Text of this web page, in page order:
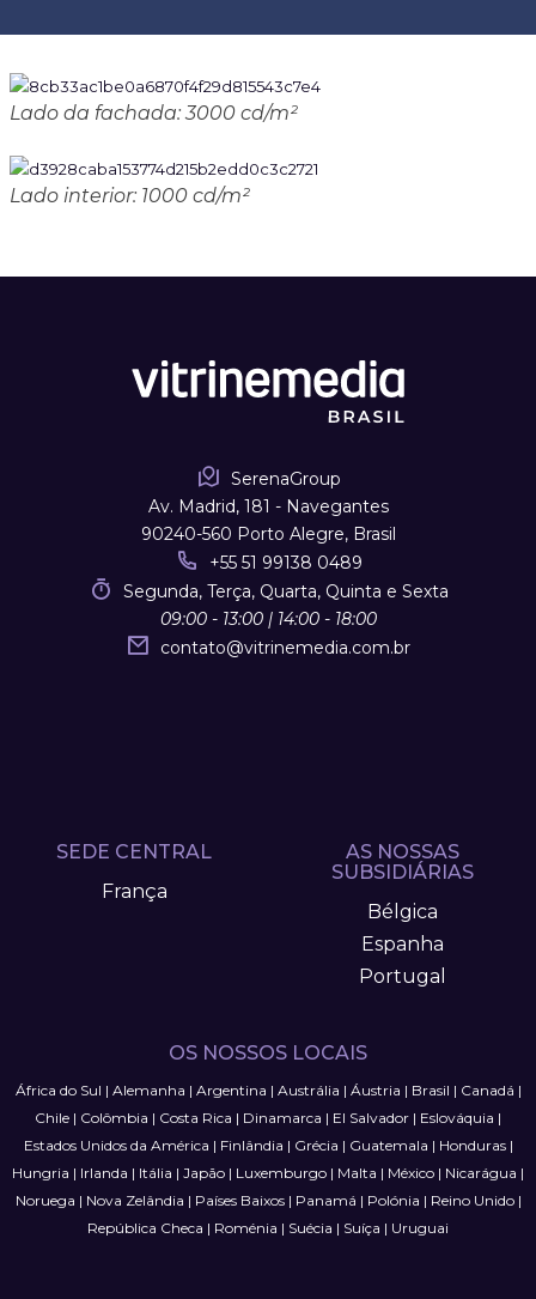
Lado da fachada: 3000 cd/m²
Lado interior: 1000 cd/m²
SerenaGroup
Av. Madrid, 181 - Navegantes
90240-560 Porto Alegre, Brasil
+55 51 99138 0489
Segunda, Terça, Quarta, Quinta e Sexta
09:00 - 13:00 | 14:00 - 18:00
contato@vitrinemedia.com.br
SEDE CENTRAL
França
AS NOSSAS
SUBSIDIÁRIAS
Bélgica
Espanha
Portugal
OS NOSSOS LOCAIS
África do Sul | Alemanha | Argentina | Austrália | Áustria | Brasil | Canadá |
Chile | Colômbia | Costa Rica | Dinamarca | El Salvador | Eslováquia |
Estados Unidos da América | Finlândia | Grécia | Guatemala | Honduras|
Hungria | Irlanda | Itália | Japão | Luxemburgo | Malta | México | Nicarágua |
Noruega | Nova Zelândia | Países Baixos| Panamá | Polónia | Reino Unido|
República Checa | Roménia | Suécia | Suíça | Uruguai